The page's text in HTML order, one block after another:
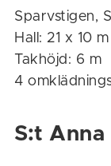
Sparvstigen,
Hall: 21 x 10 m
Takhöjd: 6 m
4
S:t Anna